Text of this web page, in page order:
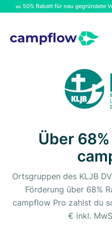
🎫 50% Rabatt für neu gegründete
Über
Ortsgruppen des KLJB
Förderung über 68%
campflow Pro zahlst du
€ inkl.